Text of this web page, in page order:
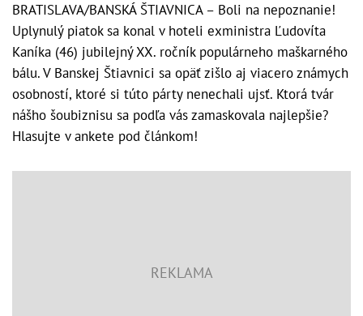
BRATISLAVA/BANSKÁ ŠTIAVNICA – Boli na nepoznanie!
Uplynulý piatok sa konal v hoteli exministra Ľudovíta
Kaníka (46) jubilejný XX. ročník populárneho maškarného
bálu. V Banskej Štiavnici sa opäť zišlo aj viacero známych
osobností, ktoré si túto párty nenechali ujsť. Ktorá tvár
nášho šoubiznisu sa podľa vás zamaskovala najlepšie?
Hlasujte v ankete pod článkom!